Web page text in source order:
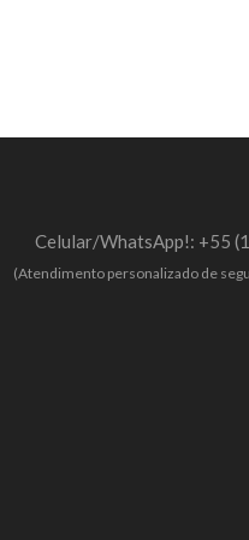
Celular/WhatsApp!: +55
(Atendimento personalizado de